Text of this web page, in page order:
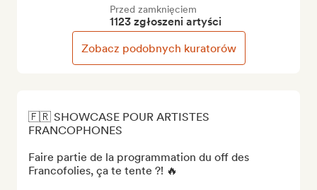
🇫🇷 SHOWCASE POUR ARTISTES
FRANCOPHONES
Faire partie de la programmation du off des
Francofolies, ça te tente ?! 🔥
Przed zamknięciem
1123 zgłoszeni artyści
Zobacz podobnych kuratorów